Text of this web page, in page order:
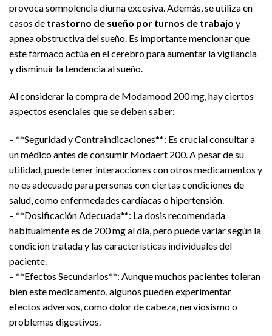
provoca somnolencia diurna excesiva. Además, se utiliza en
casos de trastorno de sueño por turnos de trabajo y
apnea obstructiva del sueño. Es importante mencionar que
este fármaco actúa en el cerebro para aumentar la vigilancia
y disminuir la tendencia al sueño.
Al considerar la compra de Modamood 200 mg, hay ciertos
aspectos esenciales que se deben saber:
– **Seguridad y Contraindicaciones**: Es crucial consultar a
un médico antes de consumir Modaert 200. A pesar de su
utilidad, puede tener interacciones con otros medicamentos y
no es adecuado para personas con ciertas condiciones de
salud, como enfermedades cardíacas o hipertensión.
– **Dosificación Adecuada**: La dosis recomendada
habitualmente es de 200 mg al día, pero puede variar según la
condición tratada y las características individuales del
paciente.
– **Efectos Secundarios**: Aunque muchos pacientes toleran
bien este medicamento, algunos pueden experimentar
efectos adversos, como dolor de cabeza, nerviosismo o
problemas digestivos.